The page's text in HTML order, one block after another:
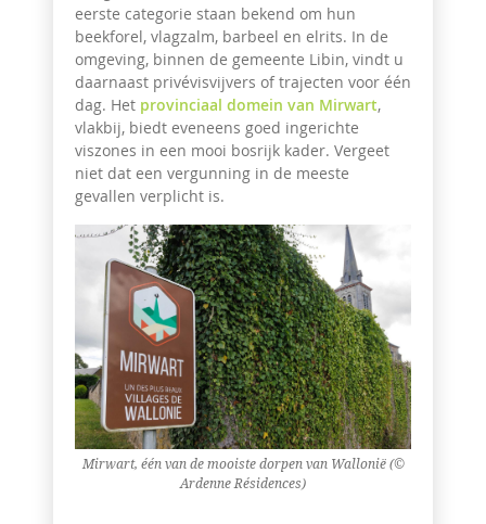
eerste categorie staan bekend om hun
beekforel, vlagzalm, barbeel en elrits. In de
omgeving, binnen de gemeente Libin, vindt u
daarnaast privévisvijvers of trajecten voor één
dag. Het provinciaal domein van Mirwart,
vlakbij, biedt eveneens goed ingerichte
viszones in een mooi bosrijk kader. Vergeet
niet dat een vergunning in de meeste
gevallen verplicht is.
Mirwart, één van de mooiste dorpen van Wallonië (©
Ardenne Résidences)